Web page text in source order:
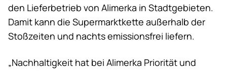
den Lieferbetrieb von Alimerka in Stadtgebieten.
Damit kann die Supermarktkette außerhalb der
Stoßzeiten und nachts emissionsfrei liefern.
„Nachhaltigkeit hat bei Alimerka Priorität und